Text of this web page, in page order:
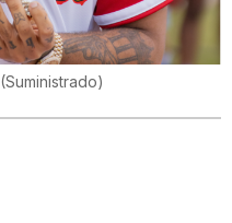
(Suministrado)